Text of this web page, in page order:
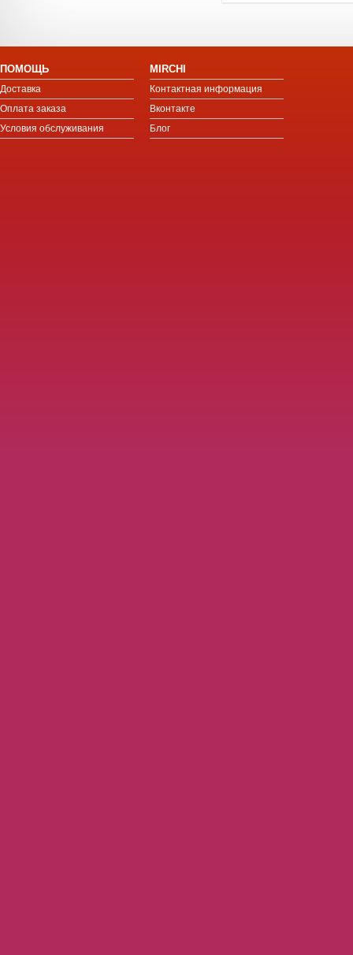
ПОМОЩЬ
Доставка
Оплата заказа
Условия обслуживания
MIRCHI
Контактная информация
Вконтакте
Блог